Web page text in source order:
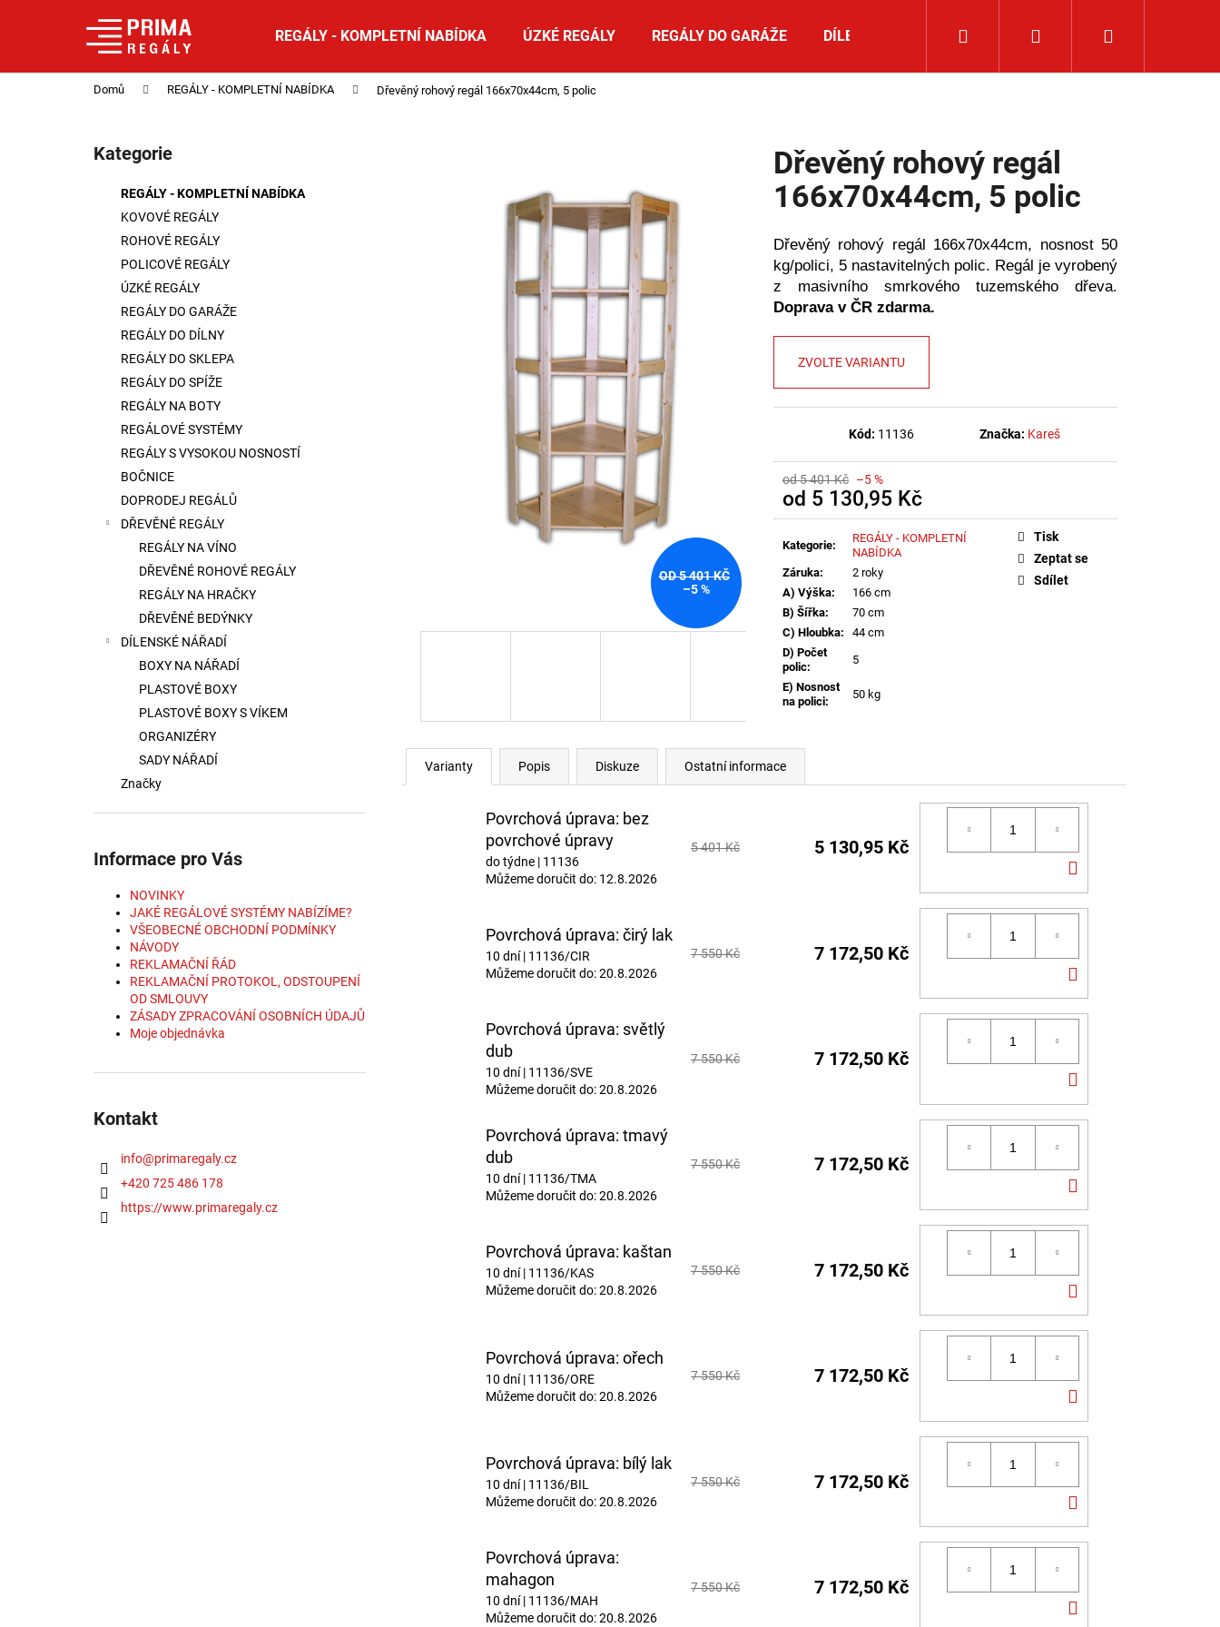
REGÁLY - KOMPLETNÍ NABÍDKA ÚZKÉ REGÁLY REGÁLY DO GARÁŽE DÍLENSKÉ NÁŘADÍ ROHOVÉ REGÁLY
Přihlášení
Domů REGÁLY - KOMPLETNÍ NABÍDKA Dřevěný rohový regál 166x70x44cm, 5 polic
Přeskočit
kategorie
Kategorie
REGÁLY - KOMPLETNÍ NABÍDKA
KOVOVÉ REGÁLY
ROHOVÉ REGÁLY
POLICOVÉ REGÁLY
ÚZKÉ REGÁLY
REGÁLY DO GARÁŽE
REGÁLY DO DÍLNY
REGÁLY DO SKLEPA
REGÁLY DO SPÍŽE
REGÁLY NA BOTY
REGÁLOVÉ SYSTÉMY
REGÁLY S VYSOKOU NOSNOSTÍ
BOČNICE
DOPRODEJ REGÁLŮ
DŘEVĚNÉ REGÁLY
REGÁLY NA VÍNO
DŘEVĚNÉ ROHOVÉ REGÁLY
REGÁLY NA HRAČKY
DŘEVĚNÉ BEDÝNKY
DÍLENSKÉ NÁŘADÍ
BOXY NA NÁŘADÍ
PLASTOVÉ BOXY
PLASTOVÉ BOXY S VÍKEM
ORGANIZÉRY
SADY NÁŘADÍ
Značky
Informace pro Vás
NOVINKY
JAKÉ REGÁLOVÉ SYSTÉMY NABÍZÍME?
VŠEOBECNÉ OBCHODNÍ PODMÍNKY
NÁVODY
REKLAMAČNÍ ŘÁD
REKLAMAČNÍ PROTOKOL, ODSTOUPENÍ
OD SMLOUVY
ZÁSADY ZPRACOVÁNÍ OSOBNÍCH ÚDAJŮ
Moje objednávka
Kontakt
info@primaregaly.cz
+420 725 486 178
https://www.primaregaly.cz
Dřevěný rohový regál
166x70x44cm, 5 polic
Dřevěný rohový regál 166x70x44cm, nosnost 50
kg/polici, 5 nastavitelných polic. Regál je vyrobený
z masivního smrkového tuzemského dřeva.
Doprava v ČR zdarma.
ZVOLTE VARIANTU
Kód: 11136 Značka: Kareš
od 5 401 Kč –5 %
od 5 130,95 Kč
Měrná
Kategorie:
REGÁLY - KOMPLETNÍ
NABÍDKA
Záruka:
2 roky
A) Výška:
166 cm
B) Šířka:
70 cm
C) Hloubka:
44 cm
D) Počet
polic:
5
E) Nosnost
na polici:
50 kg
Tisk
Zeptat se
Sdílet
OD 5 401 KČ
–5 %
Varianty Popis Diskuze Ostatní informace
Povrchová úprava: bez
povrchové úpravy
do týdne | 11136
Můžeme doručit do: 12.8.2026
5 401 Kč 5 130,95 Kč
KOŠÍKU
Povrchová úprava: čirý lak
10 dní| 11136/CIR
Můžeme doručit do:20.8.2026
7 550 Kč 7 172,50 Kč
KOŠÍKU
Povrchová úprava: světlý
dub
10 dní| 11136/SVE
Můžeme doručit do:20.8.2026
7 550 Kč 7 172,50 Kč
KOŠÍKU
Povrchová úprava: tmavý
dub
10 dní| 11136/TMA
Můžeme doručit do:20.8.2026
7 550 Kč 7 172,50 Kč
KOŠÍKU
Povrchová úprava: kaštan
10 dní| 11136/KAS
Můžeme doručit do:20.8.2026
7 550 Kč 7 172,50 Kč
KOŠÍKU
Povrchová úprava: ořech
10 dní| 11136/ORE
Můžeme doručit do:20.8.2026
7 550 Kč 7 172,50 Kč
KOŠÍKU
Povrchová úprava: bílý lak
10 dní| 11136/BIL
Můžeme doručit do:20.8.2026
7 550 Kč 7 172,50 Kč
KOŠÍKU
Povrchová úprava:
mahagon
10 dní| 11136/MAH
Můžeme doručit do:20.8.2026
7 550 Kč 7 172,50 Kč
Zpět
do
Zpět
do
Co potřebujete najít?
Doporučujeme